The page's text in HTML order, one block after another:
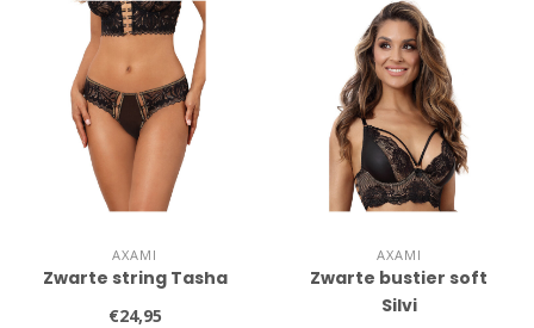
AXAMI
Zwarte string Tasha
€24,95
AXAMI
Zwarte bustier soft
Silvi